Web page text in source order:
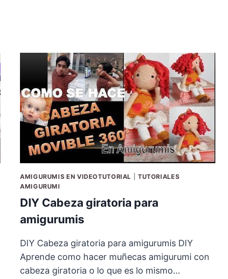
AMIGURUMIS EN VIDEOTUTORIAL
TUTORIALES
AMIGURUMI
DIY Cabeza giratoria para
amigurumis
DIY Cabeza giratoria para amigurumis DIY
Aprende como hacer muñecas amigurumi con
cabeza giratoria o lo que es lo mismo…